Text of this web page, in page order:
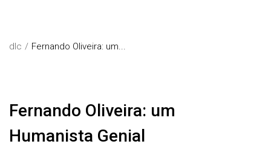
dlc Fernando Oliveira: um...
Fernando Oliveira: um
Humanista Genial